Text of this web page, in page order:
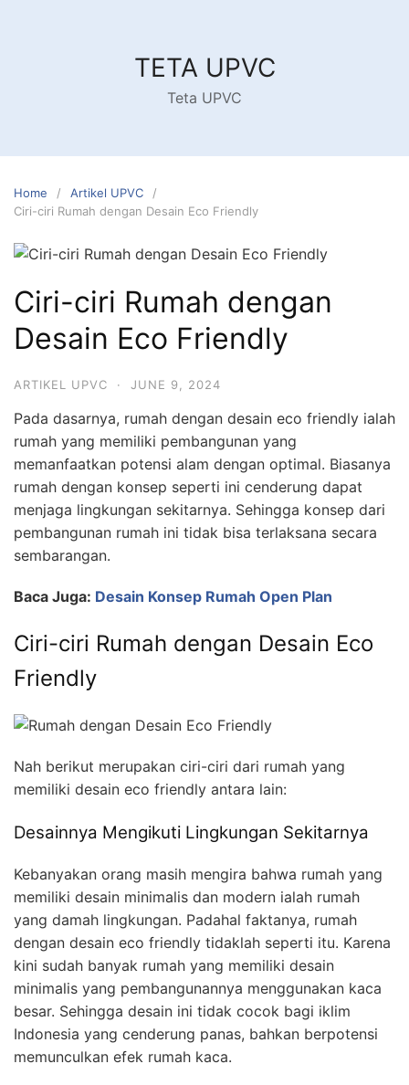
TETA UPVC
Teta UPVC
Home
Artikel UPVC
Ciri-ciri Rumah dengan Desain Eco Friendly
Ciri-ciri Rumah dengan
Desain Eco Friendly
ARTIKEL UPVC · JUNE 9, 2024
Pada dasarnya, rumah dengan desain eco friendly ialah
rumah yang memiliki pembangunan yang
memanfaatkan potensi alam dengan optimal. Biasanya
rumah dengan konsep seperti ini cenderung dapat
menjaga lingkungan sekitarnya. Sehingga konsep dari
pembangunan rumah ini tidak bisa terlaksana secara
sembarangan.
Baca Juga: Desain Konsep Rumah Open Plan
Ciri-ciri Rumah dengan Desain Eco
Friendly
Nah berikut merupakan ciri-ciri dari rumah yang
memiliki desain eco friendly antara lain:
Desainnya Mengikuti Lingkungan Sekitarnya
Kebanyakan orang masih mengira bahwa rumah yang
memiliki desain minimalis dan modern ialah rumah
yang damah lingkungan. Padahal faktanya, rumah
dengan desain eco friendly tidaklah seperti itu. Karena
kini sudah banyak rumah yang memiliki desain
minimalis yang pembangunannya menggunakan kaca
besar. Sehingga desain ini tidak cocok bagi iklim
Indonesia yang cenderung panas, bahkan berpotensi
memunculkan efek rumah kaca.